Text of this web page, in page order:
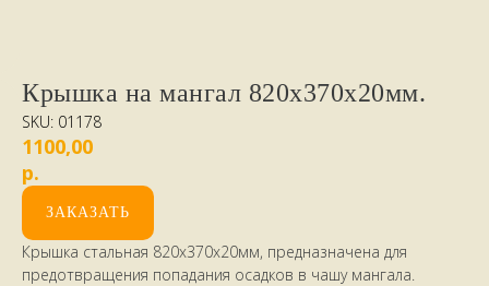
Крышка на мангал 820х370х20мм.
SKU: 01178
1100,00
р.
ЗАКАЗАТЬ
Крышка стальная 820х370х20мм, предназначена для
предотвращения попадания осадков в чашу мангала.